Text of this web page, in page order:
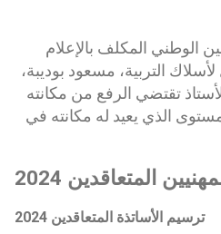
الوطني المكلف بالإعلام
التربية، مسعود بوديبة،
تقتضي الرفع من مكانته
الذي يعيد له مكانته في
المتعاقدين 2024
ترسيم الأساتذة المتعاقدين 2024